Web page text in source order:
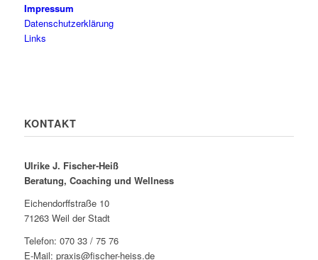
Impressum
Datenschutzerklärung
Links
KONTAKT
Ulrike J. Fischer-Heiß
Beratung, Coaching und Wellness
Eichendorffstraße 10
71263 Weil der Stadt
Telefon: 070 33 / 75 76
E-Mail: praxis@fischer-heiss.de